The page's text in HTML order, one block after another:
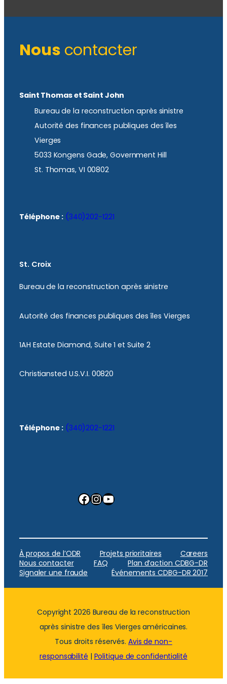
Nous contacter
Saint Thomas et Saint John
Bureau de la reconstruction après sinistre
Autorité des finances publiques des îles
Vierges
5033 Kongens Gade, Government Hill
St. Thomas, VI 00802
Téléphone : (340)202-1221
St. Croix
Bureau de la reconstruction après sinistre
Autorité des finances publiques des îles Vierges
1AH Estate Diamond, Suite 1 et Suite 2
Christiansted U.S.V.I. 00820
Téléphone : (340)202-1221
Facebook InstagramYouTube
À propos de l’ODR Projets prioritaires
Careers
Nous contacter
FAQ
Plan d’action CDBG-DR
Signaler une fraude
Événements CDBG-DR 2017
Copyright 2026 Bureau de la reconstruction
après sinistre des îles Vierges américaines.
Tous droits réservés. Avis de non-
responsabilité | Politique de confidentialité